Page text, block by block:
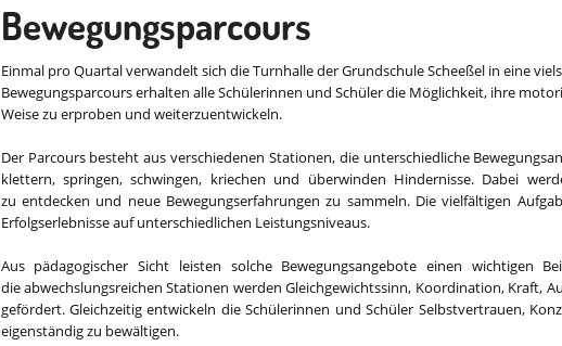
Bewegungsparcours
Einmal pro Quartal verwandelt sich die Turnhalle der Grundschule Scheeßel in eine
Bewegungsparcours erhalten alle Schülerinnen und Schüler die Möglichkeit, ihre
Weise zu erproben und weiterzuentwickeln.
Der Parcours besteht aus verschiedenen Stationen, die unterschiedliche
klettern, springen, schwingen, kriechen und überwinden Hindernisse. Dabei
zu entdecken und neue Bewegungserfahrungen zu sammeln. Die vielfältigen
Erfolgserlebnisse auf unterschiedlichen Leistungsniveaus.
Aus pädagogischer Sicht leisten solche Bewegungsangebote einen wichtigen
die abwechslungsreichen Stationen werden Gleichgewichtssinn, Koordination, Kraft,
gefördert. Gleichzeitig entwickeln die Schülerinnen und Schüler Selbstvertrauen,
eigenständig zu bewältigen.